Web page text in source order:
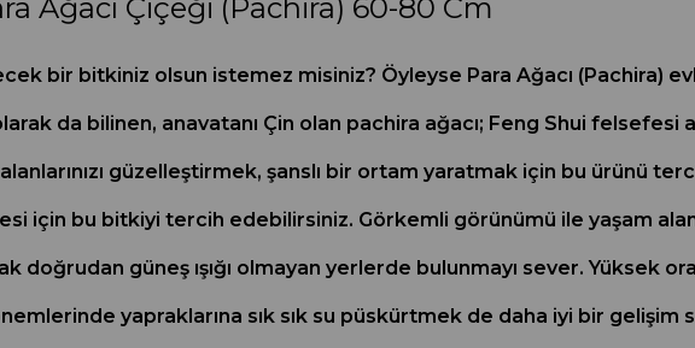
Ağacı Çiçeği (Pachira) 60-80 Cm
bir bitkiniz olsun istemez misiniz? Öyleyse Para Ağacı (Pachira)
da bilinen, anavatanı Çin olan pachira ağacı; Feng Shui felsefesi
güzelleştirmek, şanslı bir ortam yaratmak için bu ürünü
için bu bitkiyi tercih edebilirsiniz. Görkemli görünümü ile yaşam
doğrudan güneş ışığı olmayan yerlerde bulunmayı sever. Yüksek
yapraklarına sık sık su püskürtmek de daha iyi bir gelişim